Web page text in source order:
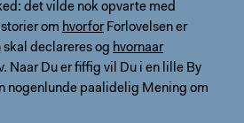
det vilde nok opvarte med
om hvorforForlovelsen er
declareres og hvornaar
Naar Du er fiffig vil Du i en lille By
nogenlunde paalidelig Mening om